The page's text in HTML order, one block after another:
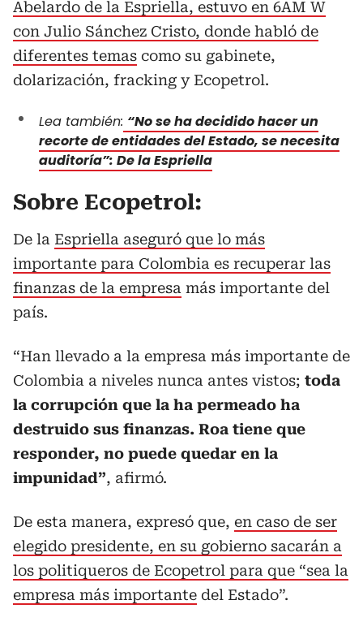
Abelardo de la Espriella, estuvo en 6AM W
con Julio Sánchez Cristo, donde habló de
diferentes temas como su gabinete,
dolarización, fracking y Ecopetrol.
Lea también: “No se ha decidido hacer un
recorte de entidades del Estado, se necesita
auditoría”: De la Espriella
Sobre Ecopetrol:
De la Espriella aseguró que lo más
importante para Colombia es recuperar las
finanzas de la empresa más importante del
país.
“Han llevado a la empresa más importante de
Colombia a niveles nunca antes vistos; toda
la corrupción que la ha permeado ha
destruido sus finanzas. Roa tiene que
responder, no puede quedar en la
impunidad”, afirmó.
De esta manera, expresó que, en caso de ser
elegido presidente, en su gobierno sacarán a
los politiqueros de Ecopetrol para que “sea la
empresa más importante del Estado”.